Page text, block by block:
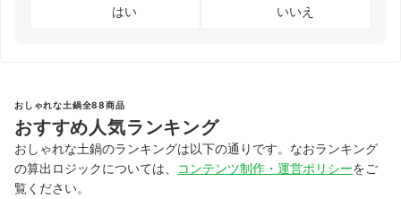
はい いいえ
おしゃれな土鍋全88商品
おすすめ人気ランキング
おしゃれな土鍋のランキングは以下の通りです。なおランキング
の算出ロジックについては、
コンテンツ制作・運営ポリシーをご
覧ください。